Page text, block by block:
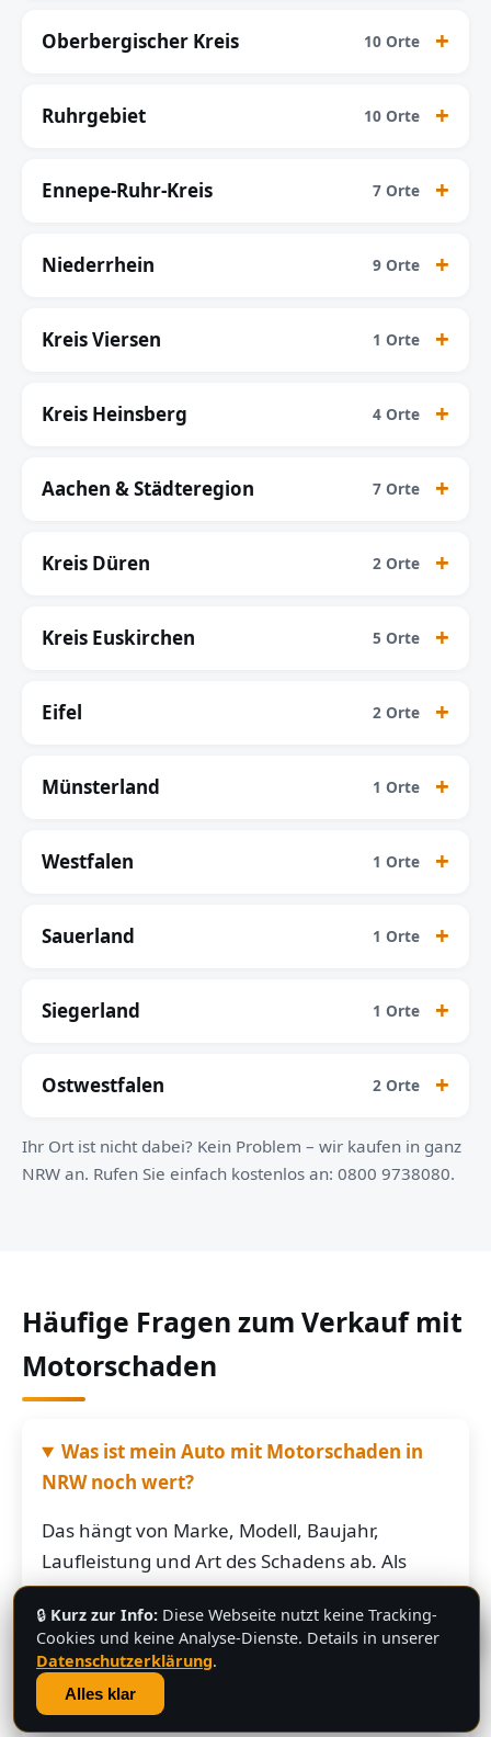
Oberbergischer Kreis 10 Orte
Ruhrgebiet 10 Orte
Ennepe-Ruhr-Kreis 7 Orte
Niederrhein 9 Orte
Kreis Viersen 1 Orte
Kreis Heinsberg 4 Orte
Aachen & Städteregion 7 Orte
Kreis Düren 2 Orte
Kreis Euskirchen 5 Orte
Eifel 2 Orte
Münsterland 1 Orte
Westfalen 1 Orte
Sauerland 1 Orte
Siegerland 1 Orte
Ostwestfalen 2 Orte
Ihr Ort ist nicht dabei? Kein Problem – wir kaufen in ganz
NRW an. Rufen Sie einfach kostenlos an: 0800 9738080.
Häufige Fragen zum Verkauf mit
Motorschaden
Was ist mein Auto mit Motorschaden in
NRW noch wert?
Das hängt von Marke, Modell, Baujahr,
Laufleistung und Art des Schadens ab. Als
grobe Richtung: Fahrzeuge mit Motorschaden
bringen je nach Restwert der Karosserie und
der Teile oft noch mehrere hundert bis
mehrere tausend Euro. Schicken Sie uns die
Fahrzeugdaten – Sie bekommen von uns eine
💬
🔒 Kurz zur Info: Diese Webseite nutzt keine Tracking-
Cookies und keine Analyse-Dienste. Details in unserer
Datenschutzerklärung.
Alles klar